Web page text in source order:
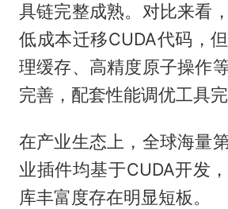
具链完整成熟。对比来看
低成本迁移CUDA代码，
理缓存、高精度原子操作
完善，配套性能调优工具完
在产业生态上，全球海量
业插件均基于CUDA开发
库丰富度存在明显短板。